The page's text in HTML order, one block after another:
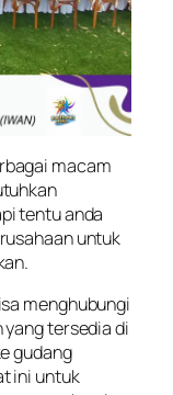
macam
tentu anda
untuk
menghubungi
tersedia di
gudang
ini untuk